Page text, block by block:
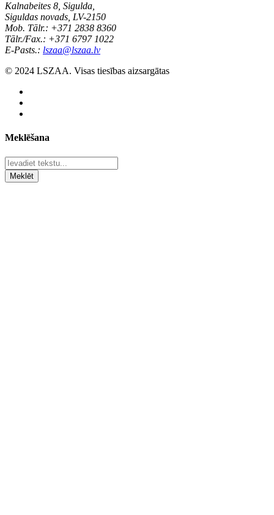
Kalnabeites 8, Sigulda,
Siguldas novads, LV-2150
Mob. Tālr.: +371 2838 8360
Tālr./Fax.: +371 6797 1022
E-Pasts.: lszaa@lszaa.lv
© 2024 LSZAA. Visas tiesības aizsargātas
Meklēšana
Meklēt